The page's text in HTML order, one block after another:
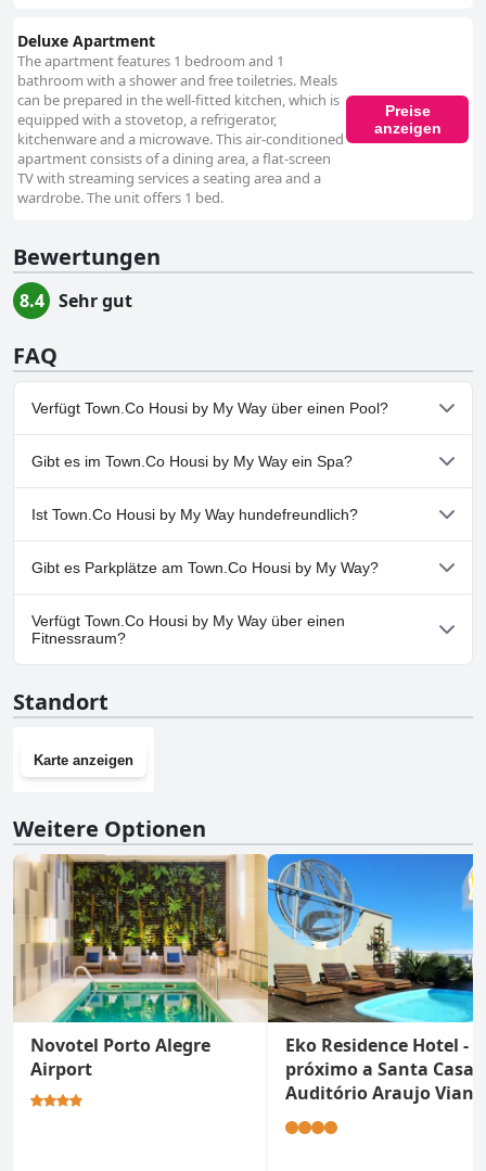
Deluxe Apartment
The apartment features 1 bedroom and 1
bathroom with a shower and free toiletries. Meals
can be prepared in the well-fitted kitchen, which is
equipped with a stovetop, a refrigerator,
kitchenware and a microwave. This air-conditioned
apartment consists of a dining area, a flat-screen
TV with streaming services a seating area and a
wardrobe. The unit offers 1 bed.
Preise
anzeigen
Bewertungen
8.4 Sehr gut
FAQ
Verfügt Town.Co Housi by My Way über einen Pool?
Ja, Town.Co Housi by My Way hat Pools, die zu einer oder
mehreren der folgenden Kategorien gehören: Außenpool.
Gibt es im Town.Co Housi by My Way ein Spa?
Nein, ein Spa ist im Town.Co Housi by My Way nicht vorhanden.
Ist Town.Co Housi by My Way hundefreundlich?
Nein, Town.Co Housi by My Way erlaubt keine Hunde.
Gibt es Parkplätze am Town.Co Housi by My Way?
Nein, im Town.Co Housi by My Way gibt es keine
Parkmöglichkeiten.
Verfügt Town.Co Housi by My Way über einen
Fitnessraum?
Standort
Karte anzeigen
Weitere Optionen
Novotel Porto Alegre
Airport
Eko Residence Hotel -
próximo a Santa Casa
Auditório Araujo